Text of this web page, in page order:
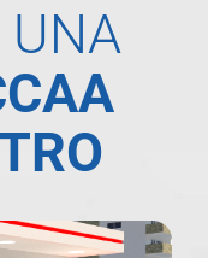
UNA